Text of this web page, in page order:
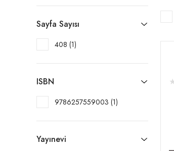
Sayfa Sayısı
408 (1)
ISBN
9786257559003 (1)
Yayınevi